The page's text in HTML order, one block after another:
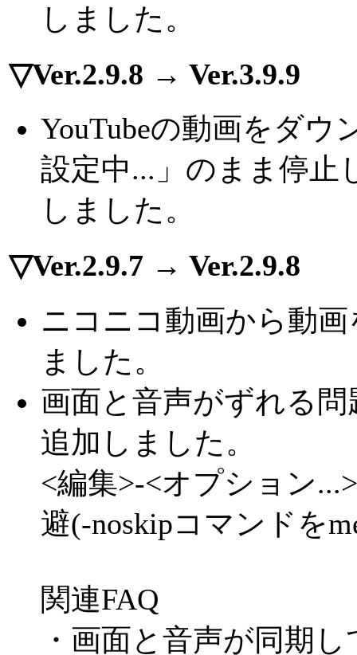
しました。
▽Ver.2.9.8 → Ver.3.9.9
YouTubeの動画をダ
設定中...」のまま停止
しました。
▽Ver.2.9.7 → Ver.2.9.8
ニコニコ動画から動
ました。
画面と音声がずれる
追加しました。
<編集>-<オプション
避(-noskipコマンドを
関連FAQ
・画面と音声が同期